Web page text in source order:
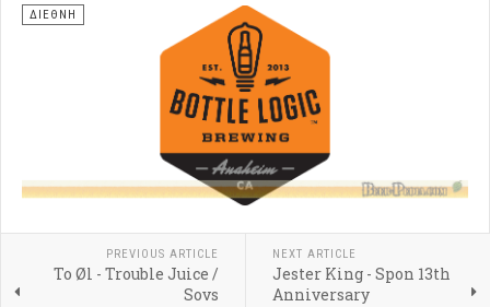
ΔΙΕΘΝΗ
PREVIOUS ARTICLE
To Øl - Trouble Juice /
Sovs
NEXT ARTICLE
Jester King - Spon 13th
Anniversary